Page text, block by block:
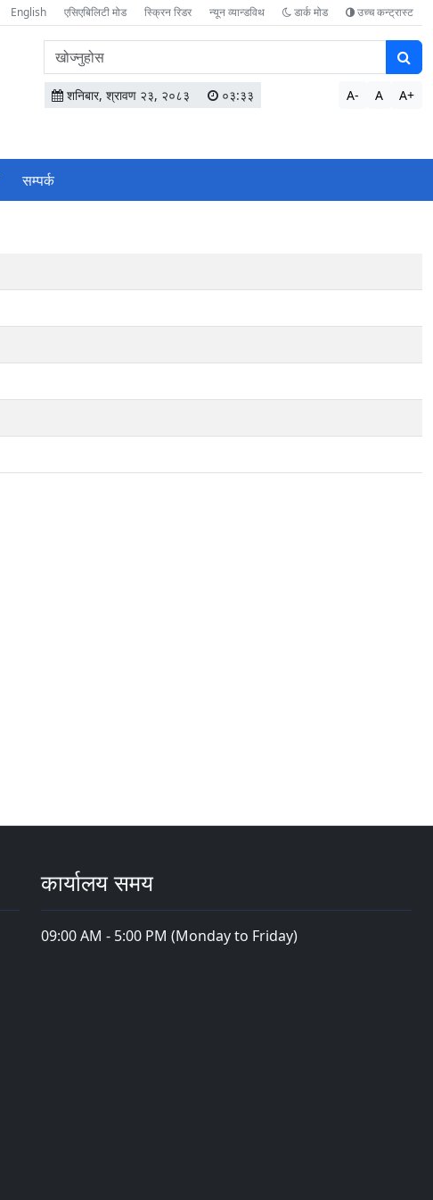
English एसिएबिलिटी मोड स्क्रिन रिडर न्यून व्यान्डविथ डार्क मोड उच्च कन्ट्रास्ट
वेबसाइटमा
सामग्री
खोज्नुहोस
शनिबार, श्रावण २३, २०८३ ०३:३३ A- A A+
सम्पर्क
कार्यालय समय
09:00 AM - 5:00 PM (Monday to Friday)